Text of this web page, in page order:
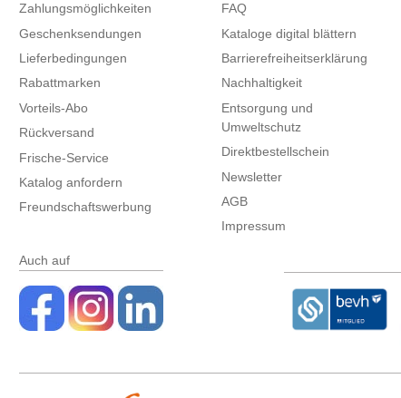
Zahlungsmöglichkeiten
Geschenksendungen
Lieferbedingungen
Rabattmarken
Vorteils-Abo
Rückversand
Frische-Service
Katalog anfordern
Freundschaftswerbung
FAQ
Kataloge digital blättern
Barrierefreiheitserklärung
Nachhaltigkeit
Entsorgung und
Umweltschutz
Direktbestellschein
Newsletter
AGB
Impressum
Auch auf